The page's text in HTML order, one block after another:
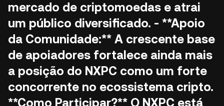
mercado de criptomoedas e atrai
um público diversificado. - **Apoio
da Comunidade:** A crescente base
de apoiadores fortalece ainda mais
a posição do NXPC como um forte
concorrente no ecossistema cripto.
**Como Participar?** O NXPC está